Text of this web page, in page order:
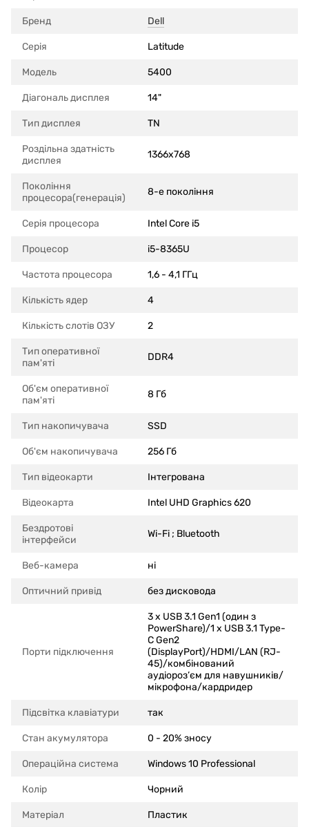
Бренд Dell
Серія Latitude
Модель 5400
Діагональ дисплея 14"
Тип дисплея TN
Роздільна здатність
дисплея
1366x768
Покоління
процесора(генерація)
8-е покоління
Серія процесора Intel Core i5
Процесор i5-8365U
Частота процесора 1,6 - 4,1 ГГц
Кількість ядер 4
Кількість слотів ОЗУ 2
Тип оперативної
пам'яті
DDR4
Об'єм оперативної
пам'яті
8 Гб
Тип накопичувача SSD
Об'єм накопичувача 256 Гб
Тип відеокарти Інтегрована
Відеокарта Intel UHD Graphics 620
Бездротові
інтерфейси
Wi-Fi ; Bluetooth
Веб-камера ні
Оптичний привід без дисковода
Порти підключення
3 x USB 3.1 Gen1 (один з
PowerShare)/1 x USB 3.1 Type-
C Gen2
(DisplayPort)/HDMI/LAN (RJ-
45)/комбінований
аудіороз’єм для навушників/
мікрофона/кардридер
Підсвітка клавіатури так
Стан акумулятора 0 - 20% зносу
Операційна система Windows 10 Professional
Колір Чорний
Матеріал Пластик